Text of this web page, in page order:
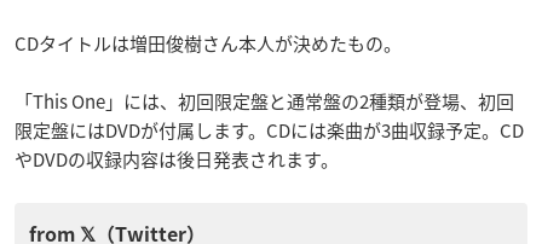
CDタイトルは増田俊樹さん本人が決めたもの。
「This One」には、初回限定盤と通常盤の2種類が登場、初回
限定盤にはDVDが付属します。CDには楽曲が3曲収録予定。CD
やDVDの収録内容は後日発表されます。